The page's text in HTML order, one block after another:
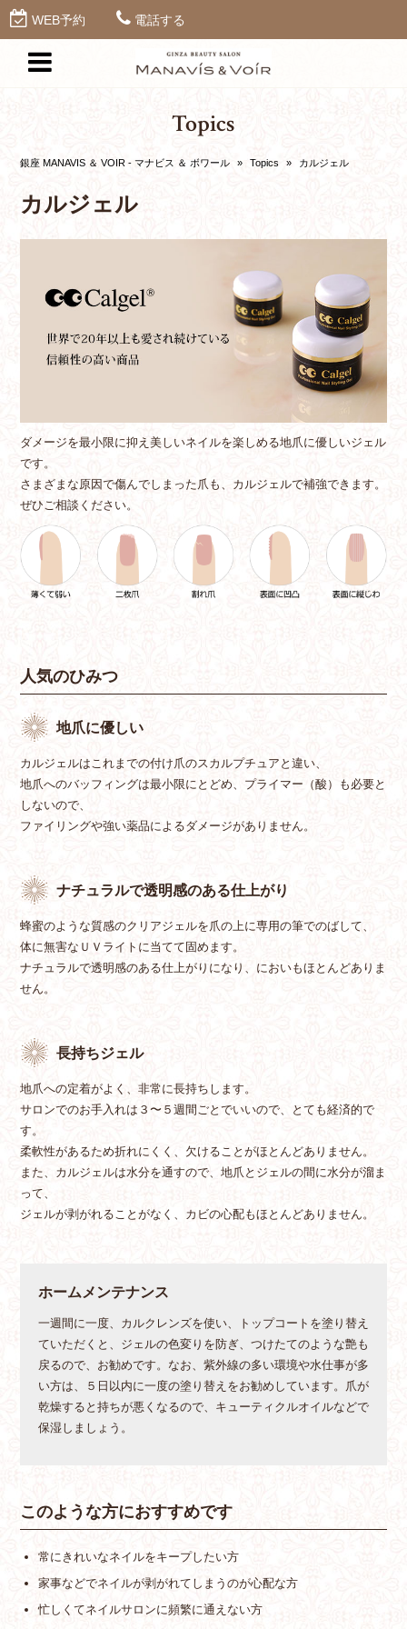
WEB予約 電話する
Topics
銀座 MANAVIS ＆ VOIR - マナビス ＆ ボワール » Topics » カルジェル
カルジェル
ダメージを最小限に抑え美しいネイルを楽しめる地爪に優しいジェル
です。
さまざまな原因で傷んでしまった爪も、カルジェルで補強できます。
ぜひご相談ください。
人気のひみつ
地爪に優しい
カルジェルはこれまでの付け爪のスカルプチュアと違い、
地爪へのバッフィングは最小限にとどめ、プライマー（酸）も必要と
しないので、
ファイリングや強い薬品によるダメージがありません。
ナチュラルで透明感のある仕上がり
蜂蜜のような質感のクリアジェルを爪の上に専用の筆でのばして、
体に無害なＵＶライトに当てて固めます。
ナチュラルで透明感のある仕上がりになり、においもほとんどありま
せん。
長持ちジェル
地爪への定着がよく、非常に長持ちします。
サロンでのお手入れは３〜５週間ごとでいいので、とても経済的で
す。
柔軟性があるため折れにくく、欠けることがほとんどありません。
また、カルジェルは水分を通すので、地爪とジェルの間に水分が溜ま
って、
ジェルが剥がれることがなく、カビの心配もほとんどありません。
ホームメンテナンス
一週間に一度、カルクレンズを使い、トップコートを塗り替え
ていただくと、ジェルの色変りを防ぎ、つけたてのような艶も
戻るので、お勧めです。なお、紫外線の多い環境や水仕事が多
い方は、５日以内に一度の塗り替えをお勧めしています。爪が
乾燥すると持ちが悪くなるので、キューティクルオイルなどで
保湿しましょう。
このような方におすすめです
常にきれいなネイルをキープしたい方
家事などでネイルが剥がれてしまうのが心配な方
忙しくてネイルサロンに頻繁に通えない方